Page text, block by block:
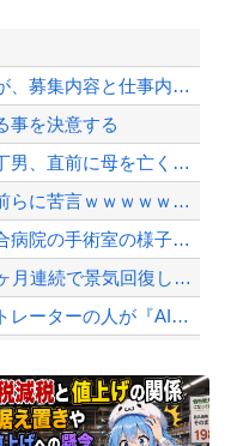
【速報】日本共産党、沖縄県知事選で公職選挙法違反！！！ 110番通報されても辞全...
【配信者】「金バエ」のSNS更新が1週間途絶え、様々な憶測が飛び交う。1週間ぶり...
【緊急速報】NYで警官が黒人男性の首を絞め、暴動第二波不可避へ
Powered by livedoor 相互RSS
石材店事務の面接行ってきたが、募集内容と仕事内容が全然違った。接客と清掃、草取り...
事を決意する
【悲報】警察に射殺された包丁男、直前に母を亡くし精神的ショックを受けていたと判明
【速報】全国の女子高生、お前らに苦言ｗｗｗｗｗｗｗｗｗｗ
【動画】地震発生時の熊本総合病院の手術室の様子が(((ﾟДﾟ)))
【戦後最長】日本、なんと74ヶ月連続で景気回復していた‥‥
野田クリスタルさん「イラストレーターの人が『AIに仕事を奪われる』って言ってるけ...
きら「……白石」